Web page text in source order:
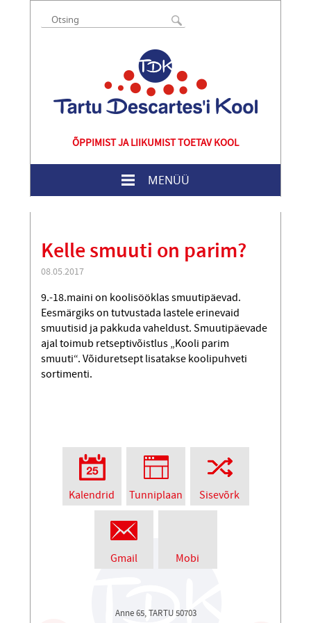
ÕPPIMIST JA LIIKUMIST TOETAV KOOL
MENÜÜ
Kelle smuuti on parim?
08.05.2017
9.-18.maini on koolisööklas smuutipäevad.
Eesmärgiks on tutvustada lastele erinevaid
smuutisid ja pakkuda vaheldust. Smuutipäevade
ajal toimub retseptivõistlus „Kooli parim
smuuti“. Võiduretsept lisatakse koolipuhveti
sortimenti.
Kalendrid Tunniplaan Sisevõrk
Gmail Mobi
Anne 65, TARTU 50703